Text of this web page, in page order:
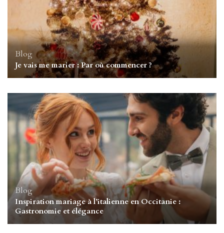
Blog
Je vais me marier : Par où commencer ?
Blog
Inspiration mariage à l’italienne en Occitanie :
Gastronomie et élégance